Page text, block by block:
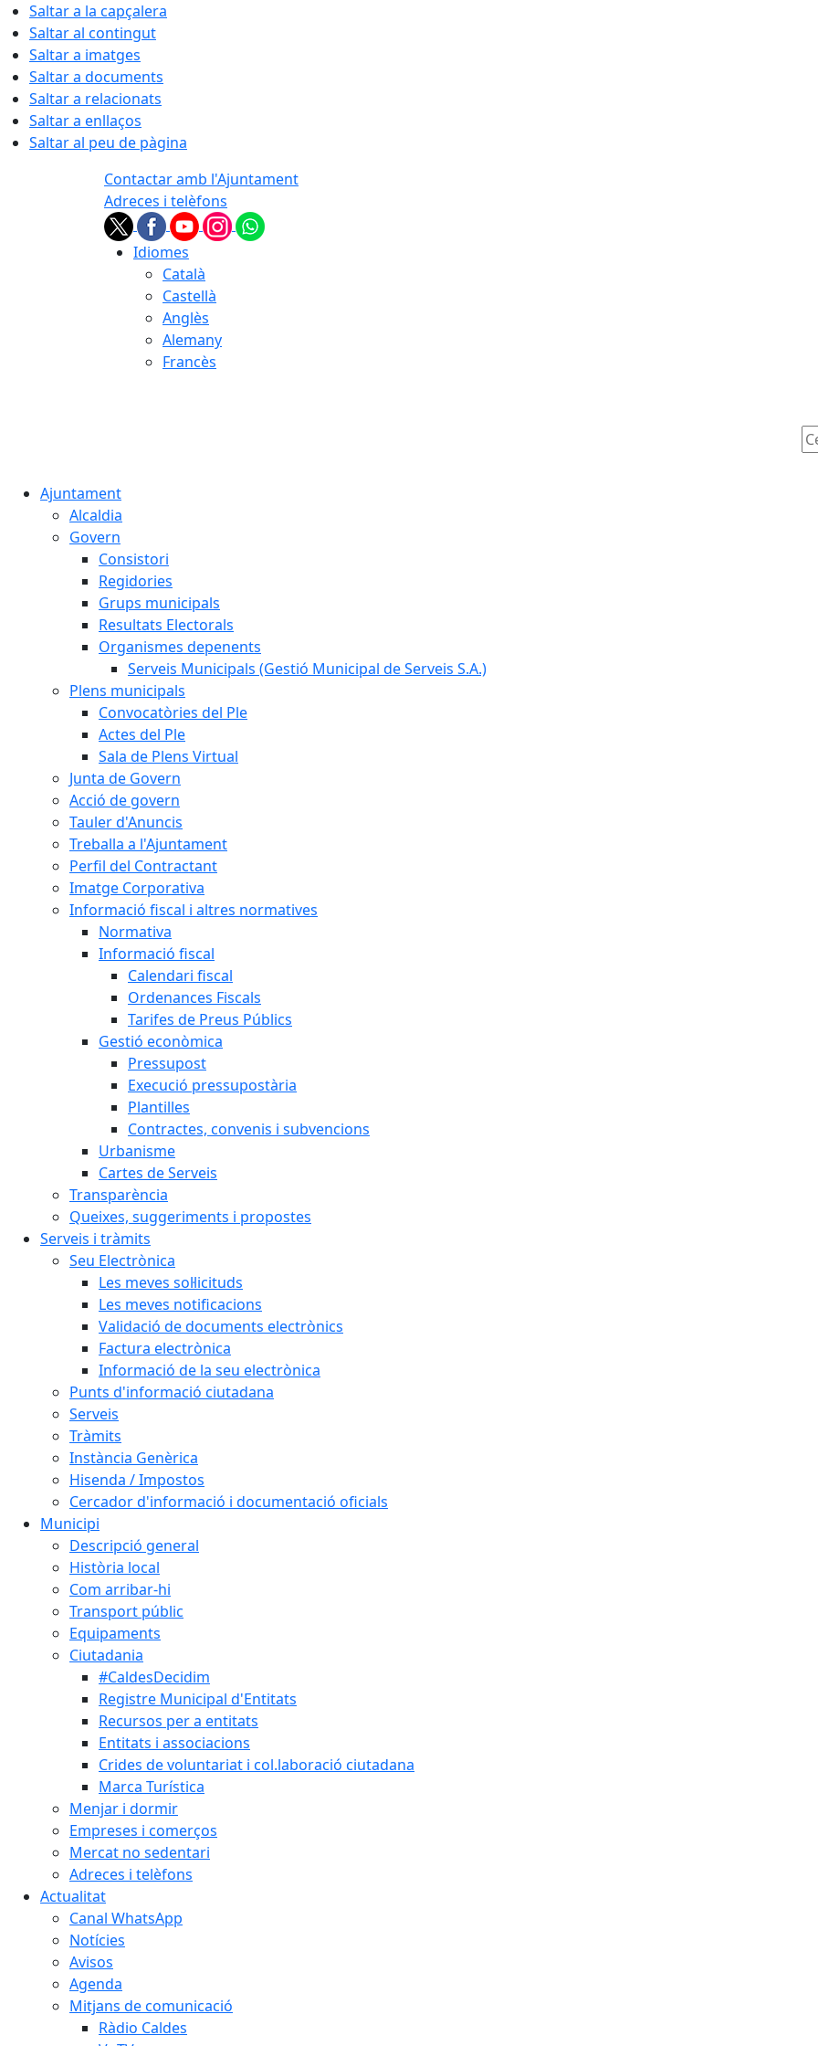
Saltar a la capçalera
Saltar al contingut
Saltar a imatges
Saltar a documents
Saltar a relacionats
Saltar a enllaços
Saltar al peu de pàgina
Contactar amb l'Ajuntament
Adreces i telèfons
Idiomes
Català
Castellà
Anglès
Alemany
Francès
Ajuntament
Alcaldia
Govern
Consistori
Regidories
Grups municipals
Resultats Electorals
Organismes depenents
Serveis Municipals (Gestió Municipal de Serveis S.A.)
Plens municipals
Convocatòries del Ple
Actes del Ple
Sala de Plens Virtual
Junta de Govern
Acció de govern
Tauler d'Anuncis
Treballa a l'Ajuntament
Perfil del Contractant
Imatge Corporativa
Informació fiscal i altres normatives
Normativa
Informació fiscal
Calendari fiscal
Ordenances Fiscals
Tarifes de Preus Públics
Gestió econòmica
Pressupost
Execució pressupostària
Plantilles
Contractes, convenis i subvencions
Urbanisme
Cartes de Serveis
Transparència
Queixes, suggeriments i propostes
Serveis i tràmits
Seu Electrònica
Les meves sol·licituds
Les meves notificacions
Validació de documents electrònics
Factura electrònica
Informació de la seu electrònica
Punts d'informació ciutadana
Serveis
Tràmits
Instància Genèrica
Hisenda / Impostos
Cercador d'informació i documentació oficials
Municipi
Descripció general
Història local
Com arribar-hi
Transport públic
Equipaments
Ciutadania
#CaldesDecidim
Registre Municipal d'Entitats
Recursos per a entitats
Entitats i associacions
Crides de voluntariat i col.laboració ciutadana
Marca Turística
Menjar i dormir
Empreses i comerços
Mercat no sedentari
Adreces i telèfons
Actualitat
Canal WhatsApp
Notícies
Avisos
Agenda
Mitjans de comunicació
Ràdio Caldes